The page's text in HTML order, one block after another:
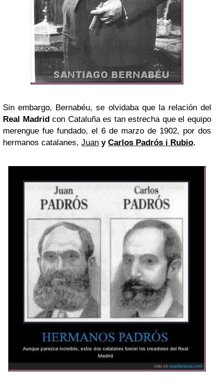
Sin embargo, Bernabéu, se olvidaba que la relación del
Real Madridcon Cataluña es tan estrecha que el equipo
merengue fue fundado, el 6 de marzo de 1902, por dos
hermanos catalanes, Juan y Carlos Padrós i Rubio.